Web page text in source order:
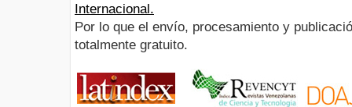
Internacional.
Por lo que el envío, procesamiento y
totalmente gratuito.